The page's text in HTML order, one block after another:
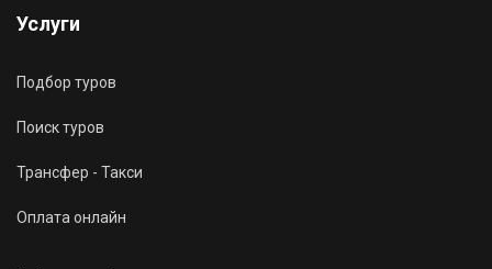
Услуги
Подбор туров
Поиск туров
Трансфер - Такси
Оплата онлайн